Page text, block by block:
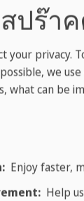
สปร๊า
your privacy.
we
what can be
Enjoy faster,
Help us